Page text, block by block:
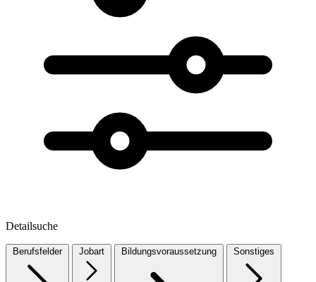
Detailsuche
Berufsfelder Jobart Bildungsvoraussetzung Sonstiges